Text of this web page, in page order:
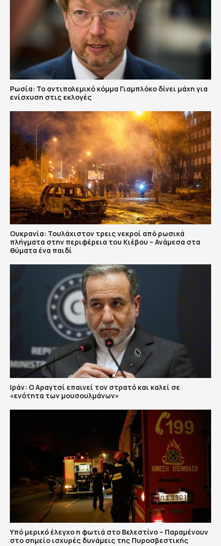
Ρωσία: Το αντιπολεμικό κόμμα Γιαμπλόκο δίνει μάχη για
ενίσχυση στις εκλογές
Ουκρανία: Τουλάχιστον τρεις νεκροί από ρωσικά
πλήγματα στην περιφέρεια του Κιέβου – Ανάμεσα στα
θύματα ένα παιδί
Ιράν: Ο Αραγτσί επαινεί τον στρατό και καλεί σε
«ενότητα των μουσουλμάνων»
Υπό μερικό έλεγχο η φωτιά στο Βελεστίνο – Παραμένουν
στο σημείο ισχυρές δυνάμεις της Πυροσβεστικής